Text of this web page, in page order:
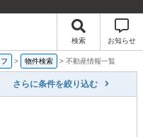
検索 お知らせ
> 物件検索 > 不動産情報一覧
さらに条件を絞り込む